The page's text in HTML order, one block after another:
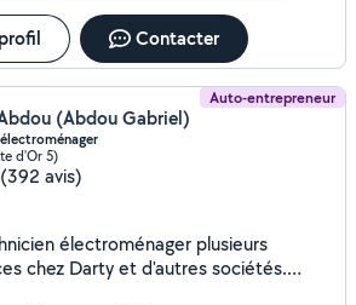
Contacter
Auto-entrepreneur
(Abdou Gabriel)
d'Or 5)
(392 avis)
électroménager plusieurs
chez Darty et d'autres sociétés.